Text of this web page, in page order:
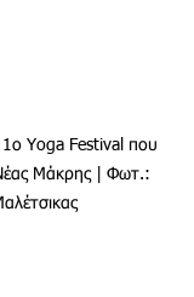
Yoga Festival που
Μάκρης | Φωτ.: